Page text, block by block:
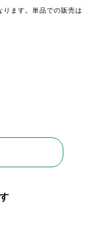
ます。単品での販売は